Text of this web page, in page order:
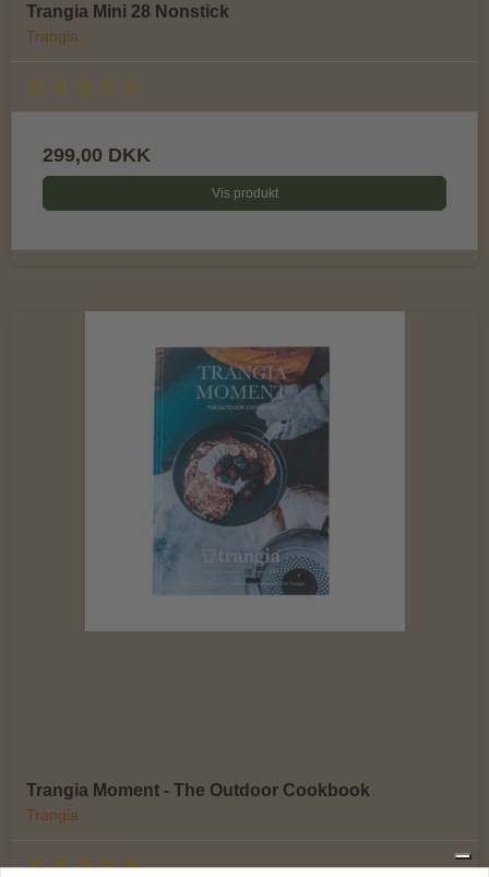
Trangia Mini 28 Nonstick
Trangia
299,00 DKK
Vis produkt
Trangia Moment - The Outdoor Cookbook
Trangia